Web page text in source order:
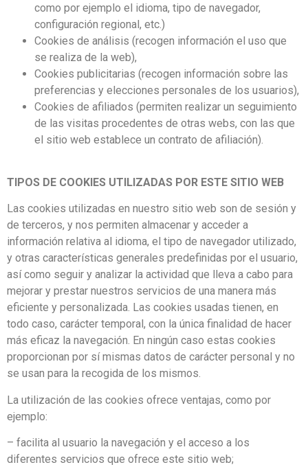
como por ejemplo el idioma, tipo de navegador,
configuración regional, etc.)
Cookies de análisis (recogen información el uso que
se realiza de la web),
Cookies publicitarias (recogen información sobre las
preferencias y elecciones personales de los usuarios),
Cookies de afiliados (permiten realizar un seguimiento
de las visitas procedentes de otras webs, con las que
el sitio web establece un contrato de afiliación).
TIPOS DE COOKIES UTILIZADAS POR ESTE SITIO WEB
Las cookies utilizadas en nuestro sitio web son de sesión y
de terceros, y nos permiten almacenar y acceder a
información relativa al idioma, el tipo de navegador utilizado,
y otras características generales predefinidas por el usuario,
así como seguir y analizar la actividad que lleva a cabo para
mejorar y prestar nuestros servicios de una manera más
eficiente y personalizada. Las cookies usadas tienen, en
todo caso, carácter temporal, con la única finalidad de hacer
más eficaz la navegación. En ningún caso estas cookies
proporcionan por sí mismas datos de carácter personal y no
se usan para la recogida de los mismos.
La utilización de las cookies ofrece ventajas, como por
ejemplo:
– facilita al usuario la navegación y el acceso a los
diferentes servicios que ofrece este sitio web;